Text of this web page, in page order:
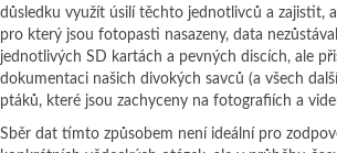
důsledku využít úsilí těchto jednotlivců a zajistit,
pro který jsou fotopasti nasazeny, data
jednotlivých SD kartách a pevných discích, ale
dokumentaci našich divokých savců (a všech
ptáků, které jsou zachyceny na fotografiích a
Sběr dat tímto způsobem není ideální pro